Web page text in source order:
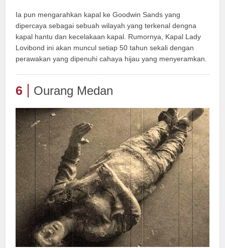
Ia pun mengarahkan kapal ke Goodwin Sands yang
dipercaya sebagai sebuah wilayah yang terkenal dengna
kapal hantu dan kecelakaan kapal. Rumornya, Kapal Lady
Lovibond ini akan muncul setiap 50 tahun sekali dengan
perawakan yang dipenuhi cahaya hijau yang menyeramkan.
6 Ourang Medan